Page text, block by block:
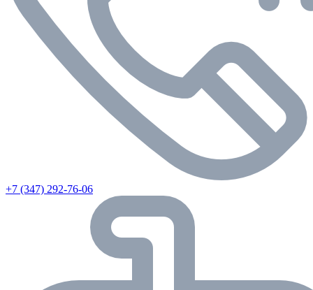
+7 (347) 292-76-06